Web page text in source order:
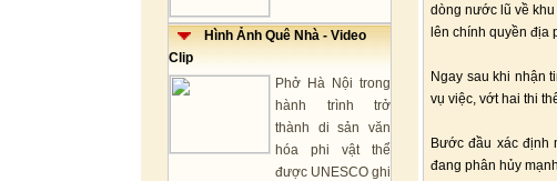
Hình Ảnh Quê Nhà - Video
Clip
Phở Hà Nội trong
hành trình trở
thành di sản văn
hóa phi vật thể
được UNESCO ghi
dòng nước lũ về
lên chính quyền địa
Ngay sau khi nhận
vụ việc, vớt hai thi
Bước đầu xác định
đang phân hủy